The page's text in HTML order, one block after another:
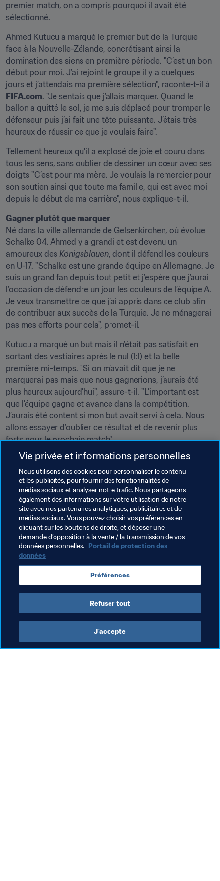
premier match, on a compris pourquoi il avait été
sélectionné.
Ahmed Kutucu a marqué le premier but de la Turquie
face à la Nouvelle-Zélande, concrétisant ainsi la
domination des siens en première période. "C’est un bon
début pour moi. J’ai rejoint le groupe il y a quelques
FIFA.com. "Je sentais que j’allais marquer. Quand le
ballon a quitté le sol, je me suis déplacé pour tromper le
défenseur puis j’ai fait une tête puissante. J’étais très
heureux de réussir ce que je voulais faire".
Tellement heureux qu'il a explosé de joie et couru dans
tous les sens, sans oublier de dessiner un cœur avec ses
doigts "C’est pour ma mère. Je voulais la remercier pour
son soutien ainsi que toute ma famille, qui est avec moi
depuis le début de ma carrière", nous explique-t-il.
Gagner plutôt que marquer
Né dans la ville allemande de Gelsenkirchen, où évolue
Schalke 04. Ahmed y a grandi et est devenu un
amoureux des Königsblauen, dont il défend les couleurs
en U-17. "Schalke est une grande équipe en Allemagne. Je
suis un grand fan depuis tout petit et j’espère que j’aurai
l’occasion de défendre un jour les couleurs de l’équipe A.
Je veux transmettre ce que j’ai appris dans ce club afin
de contribuer aux succès de la Turquie. Je ne ménagerai
pas mes efforts pour cela", promet-il.
Kutucu a marqué un but mais il n’était pas satisfait en
sortant des vestiaires après le nul (1:1) et la belle
première mi-temps. "Si on m’avait dit que je ne
marquerai pas mais que nous gagnerions, j’aurais été
plus heureux aujourd’hui", assure-t-il. "L’important est
que l’équipe gagne et avance dans la compétition.
J’aurais été content si mon but avait servi à cela. Nous
allons essayer d’oublier ce résultat et de revenir plus
forts pour le prochain match".
"Je l’ai félicité pour son but. Ahmed a un gros potentiel. Il
peut encore progresser et devenir un grand
professionnel", commentait pour sa part son
sélectionneur en conférence de presse d'après-match.
S'il y parvient, Kutucu se souviendra sans doute que ses
premiers pas sur la scène internationale ont eu lieu en
Inde.
Thèmes en lien
New Zealand Türkiye UEFA OFC
Vie privée et informations personnelles
Nous utilisons des cookies pour personnaliser le contenu
et les publicités, pour fournir des fonctionnalités de
médias sociaux et analyser notre trafic. Nous partageons
également des informations sur votre utilisation de notre
site avec nos partenaires analytiques, publicitaires et de
médias sociaux. Vous pouvez choisir vos préférences en
cliquant sur les boutons de droite, et déposer une
demande d’opposition à la vente / la transmission de vos
données personnelles. Portail de protection des
données
Préférences
Refuser tout
J’accepte